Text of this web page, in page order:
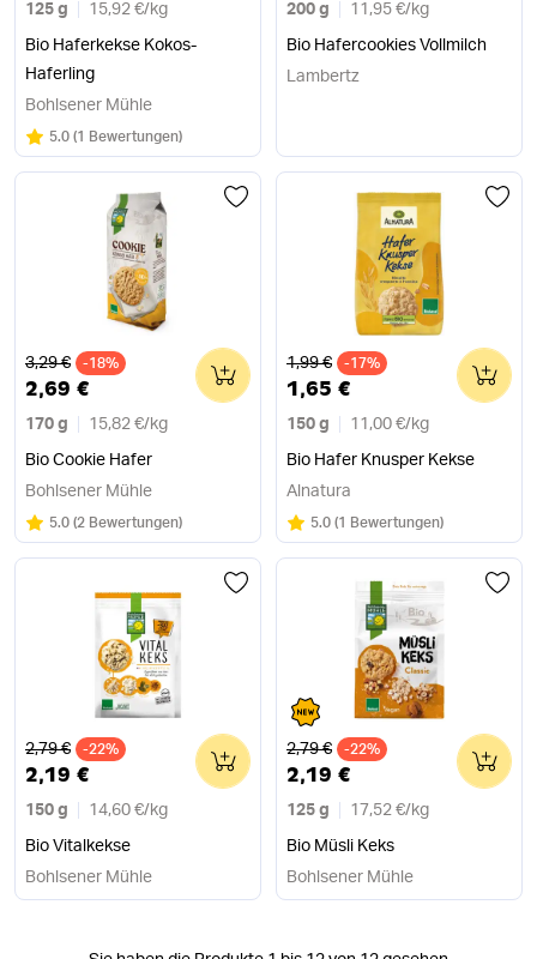
125 g 15,92 €/ kg
Bio Haferkekse Kokos-
Haferling
Bohlsener Mühle
Bewertung:
5.0/5
(1 Bewertungen)
200 g 11,95 €/ kg
Bio Hafercookies Vollmilch
Lambertz
Alter Preis
3,29 € -18%
2,69 €
170 g 15,82 €/ kg
Bio Cookie Hafer
0
Bohlsener Mühle
Bewertung:
5.0/5
(2 Bewertungen)
Alter Preis
1,99 € -17%
1,65 €
150 g 11,00 €/ kg
Bio Hafer Knusper Kekse
0
Alnatura
Bewertung:
5.0/5
(1 Bewertungen)
Alter Preis
2,79 € -22%
2,19 €
150 g 14,60 €/ kg
Bio Vitalkekse
0
Bohlsener Mühle
Alter Preis
2,79 € -22%
2,19 €
125 g 17,52 €/ kg
Bio Müsli Keks
0
Bohlsener Mühle